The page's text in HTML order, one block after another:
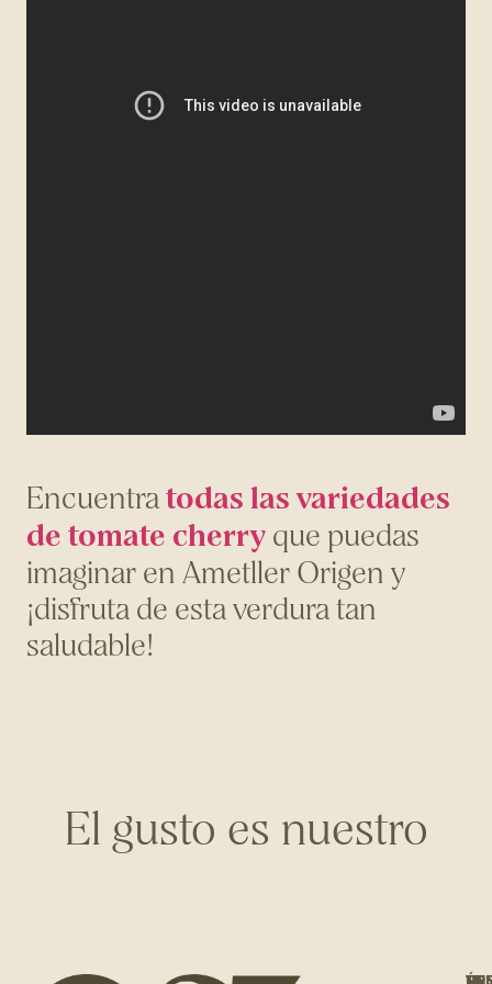
Encuentratodas las variedades
de tomate cherry que puedas
imaginar en Ametller Origen y
¡disfruta de esta verdura tan
saludable!
El gusto es nuestro
TE